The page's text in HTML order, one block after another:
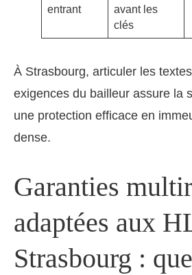
entrant
avant les
clés
À Strasbourg, articuler les
exigences du bailleur assure la
une protection efficace en
dense.
Garanties
adaptées aux
Strasbourg :